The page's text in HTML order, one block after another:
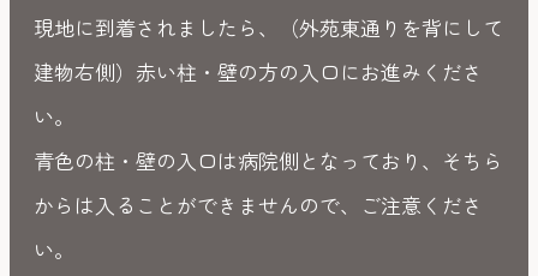
現地に到着されましたら、（外苑東通りを背にして
建物右側）赤い柱・壁の方の入口にお進みくださ
い。
青色の柱・壁の入口は病院側となっており、そちら
からは入ることができませんので、ご注意くださ
い。